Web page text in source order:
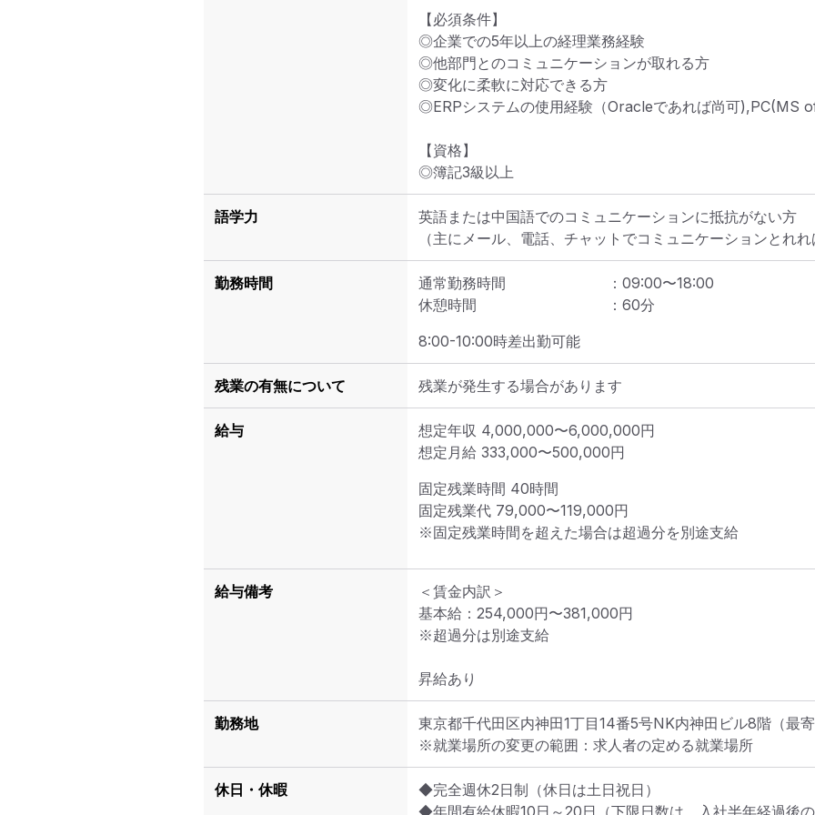
【必須条件】
◎企業での5年以上の経理業務経験
◎他部門とのコミュニケーションが取れる方
◎変化に柔軟に対応できる方
◎ERPシステムの使用経験（Oracleであれば尚可),PC(MS
【資格】
◎簿記3級以上
語学力
英語または中国語でのコミュニケーションに抵抗がない方
（主にメール、電話、チャットでコミュニケーションとれれ
勤務時間 通常勤務時間 ： 09:00〜18:00
休憩時間
： 60分
8:00-10:00時差出勤可能
残業の有無について 残業が発生する場合があります
給与 想定年収 4,000,000〜6,000,000円
想定月給 333,000〜500,000円
固定残業時間 40時間
固定残業代 79,000〜119,000円
※固定残業時間を超えた場合は超過分を別途支給
給与備考
＜賃金内訳＞
基本給：254,000円〜381,000円
※超過分は別途支給
昇給あり
勤務地 東京都千代田区内神田1丁目14番5号NK内神田ビル8階 （最
※就業場所の変更の範囲：求人者の定める就業場所
休日・休暇
◆完全週休2日制（休日は土日祝日）